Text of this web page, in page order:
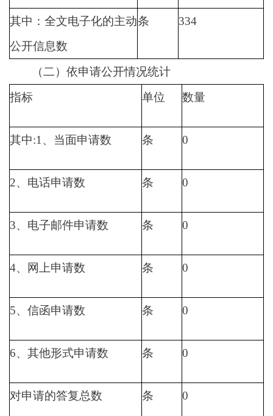
其中：全文电子化的主动
公开信息数
条 334
（二）依申请公开情况统计
指标
单位 数量
其中:1、当面申请数 条 0
2、电话申请数 条 0
3、电子邮件申请数 条 0
4、网上申请数 条 0
5、信函申请数 条 0
6、其他形式申请数 条 0
对申请的答复总数 条 0